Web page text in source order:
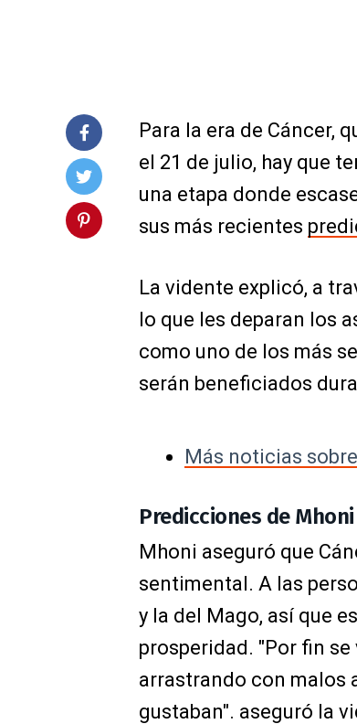
Para la era de Cáncer,
el 21 de julio, hay que
una etapa donde
sus más recientes
La vidente explicó, a
lo que les deparan los
como uno de los más
serán beneficiados
Más noticias
Predicciones de
Mhoni aseguró que
sentimental. A las
y la del Mago, así que
prosperidad. "Por fin
arrastrando con malos
gustaban". aseguró la